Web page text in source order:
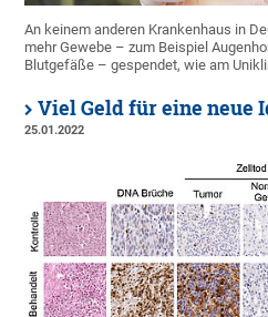
An keinem anderen Krankenhaus in
mehr Gewebe – zum Beispiel
Blutgefäße – gespendet, wie am
Viel Geld für eine neue
25.01.2022